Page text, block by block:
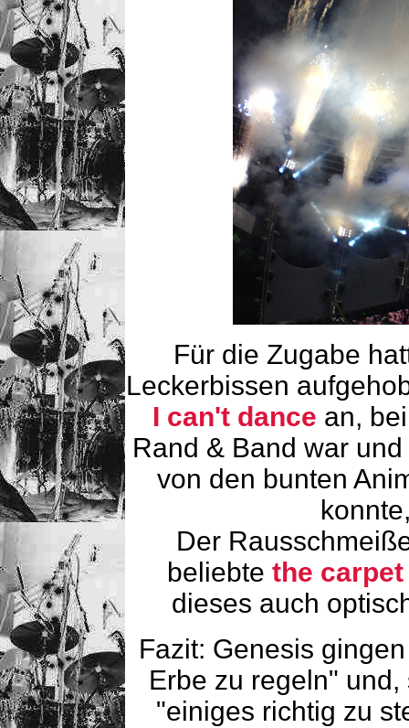
Für die Zugabe
Leckerbissen
I can't dance an,
Rand & Band war
von den bunten
Der
beliebte the
dieses auch
Fazit: Genesis
Erbe zu regeln"
"einiges richtig zu